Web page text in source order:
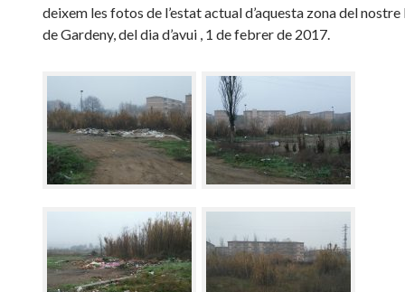
deixem les fotos de l’estat actual d’aquesta zona del
de Gardeny, del dia d’avui, 1 de febrer de 2017.